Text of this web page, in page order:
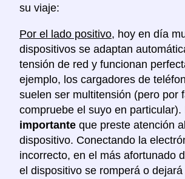
su viaje:
Por el lado positivo, hoy en día
dispositivos se adaptan
tensión de red y funcionan
ejemplo, los cargadores de
suelen ser multitensión (pero por
compruebe el suyo en particular).
importante que preste atención
dispositivo. Conectando la
incorrecto, en el más afortunado
el dispositivo se romperá o